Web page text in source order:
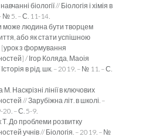
біології // Біологія і хімія в
№ 5. – С. 11-14.
може людина бути творцем
або як стати успішною
з формування
/ Ігор Коляда, Маоія
в рід. шк. – 2019. – № 11. – С.
Наскрізні лінії в ключових
// Зарубіжна літ. в школі. –
– С. 5-9.
До проблеми розвитку
учнів // Біологія. – 2019. – №